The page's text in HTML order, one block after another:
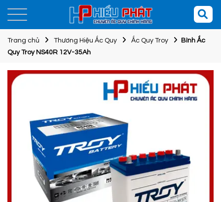
Trang chủ Thương Hiệu Ắc Quy Ắc Quy Troy
Bình Ắc
Quy Troy NS40R 12V-35Ah